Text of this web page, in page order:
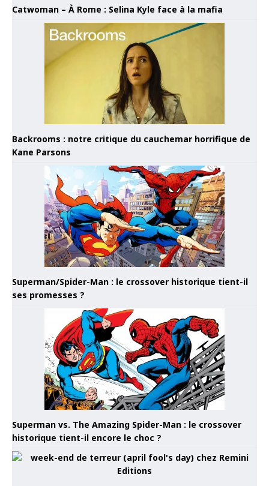
Catwoman – À Rome : Selina Kyle face à la mafia
Backrooms : notre critique du cauchemar horrifique de
Kane Parsons
Superman/Spider-Man : le crossover historique tient-il
ses promesses ?
Superman vs. The Amazing Spider-Man : le crossover
historique tient-il encore le choc ?